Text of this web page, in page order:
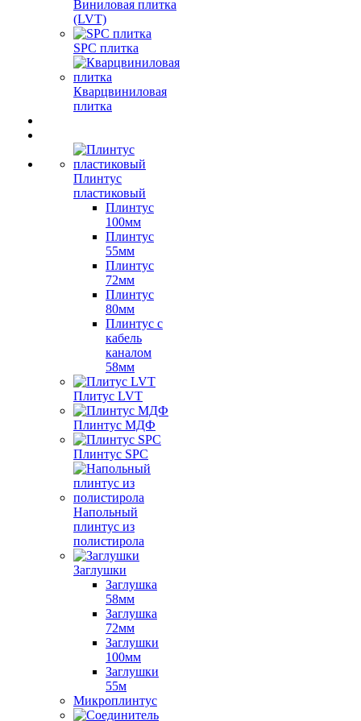
Виниловая плитка
(LVT)
SPC плитка
Кварцвиниловая
плитка
Плинтус
пластиковый
Плинтус
100мм
Плинтус
55мм
Плинтус
72мм
Плинтус
80мм
Плинтус с
кабель
каналом
58мм
Плитус LVT
Плинтус МДФ
Плинтус SPC
Напольный
плинтус из
полистирола
Заглушки
Заглушка
58мм
Заглушка
72мм
Заглушки
100мм
Заглушки
55м
Микроплинтус